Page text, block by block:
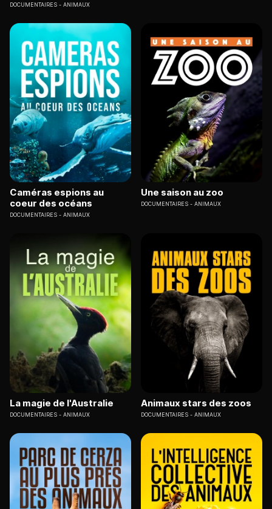
DOCUMENTAIRES ANIMAUX
Caméras espions au
coeur des océans
DOCUMENTAIRES ANIMAUX
Une saison au zoo
DOCUMENTAIRES ANIMAUX
La magie de l'Australie
DOCUMENTAIRES ANIMAUX
Animaux stars des zoos
DOCUMENTAIRES ANIMAUX